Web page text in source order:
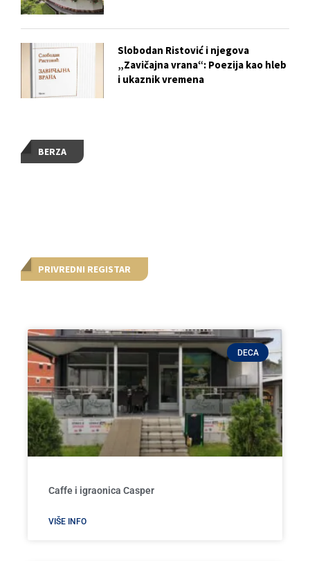
BERZA
PRIVREDNI REGISTAR
DECA
Caffe i igraonica Casper
VIŠE INFO
Slobodan Ristović i njegova
„Zavičajna vrana“: Poezija kao hleb
i ukaznik vremena